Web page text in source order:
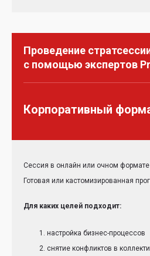
Проведение
с помощью экспертов
Корпоративный
Сессия в онлайн или очном формате
Готовая или кастомизированная
Для каких целей подходит:
настройка бизнес-процессов
снятие конфликтов в